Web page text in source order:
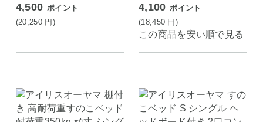
4,500 ポイント
(20,250 円 )
4,100 ポイント
(18,450 円 )
この商品を安い順で見る